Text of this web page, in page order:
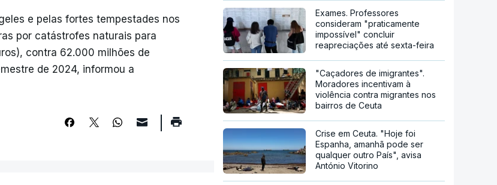
e pelas fortes tempestades nos
por catástrofes naturais para
contra 62.000 milhões de
de 2024, informou a
Exames. Professores
consideram "praticamente
impossível" concluir
reapreciações até sexta-feira
"Caçadores de imigrantes".
Moradores incentivam à
violência contra migrantes nos
bairros de Ceuta
Crise em Ceuta. "Hoje foi
Espanha, amanhã pode ser
qualquer outro País", avisa
António Vitorino